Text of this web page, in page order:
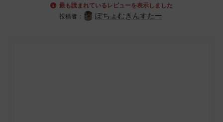
最も読まれているレビューを表示しました
投稿者：
ぽちょむきんすたー